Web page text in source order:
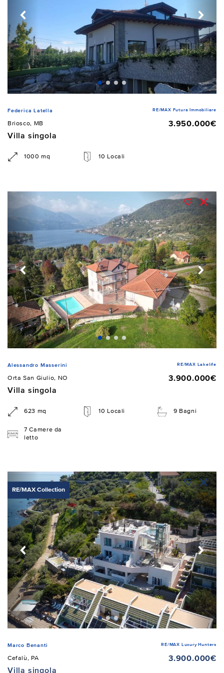
Federica Latella RE/MAX Futura Immobiliare
Briosco, MB
3.950.000€
Villa singola
1000 mq 10 Locali
Alessandro Masserini RE/MAX Lakelife
Orta San Giulio, NO
3.900.000€
Villa singola
623 mq 10 Locali 9 Bagni
7 Camere da
letto
RE/MAX Collection
Marco Benanti RE/MAX Luxury Hunters
Cefalù, PA
3.900.000€
Villa singola